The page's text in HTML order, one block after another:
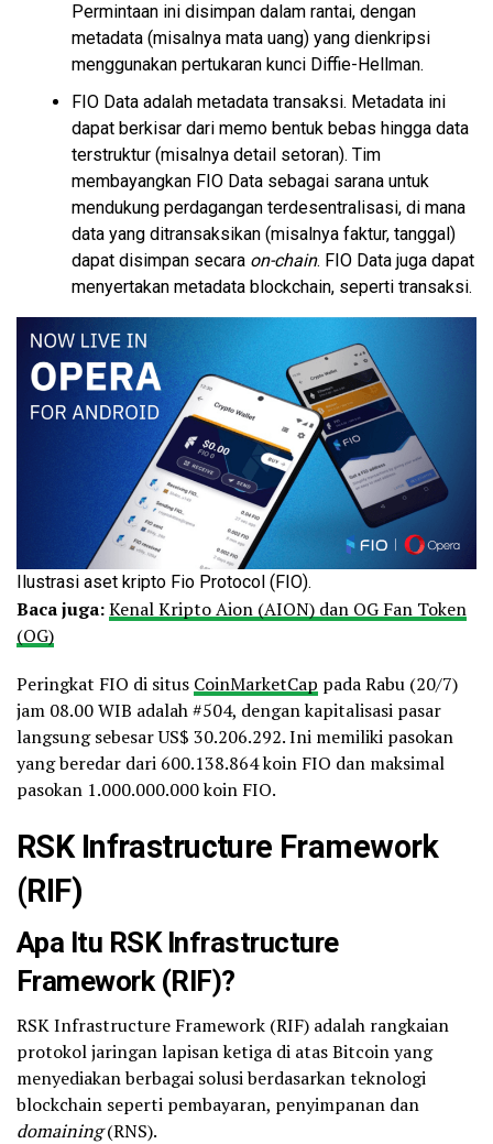
Permintaan ini disimpan dalam rantai, dengan
metadata (misalnya mata uang) yang dienkripsi
menggunakan pertukaran kunci Diffie-Hellman.
FIO Data adalah metadata transaksi. Metadata ini
dapat berkisar dari memo bentuk bebas hingga data
terstruktur (misalnya detail setoran). Tim
membayangkan FIO Data sebagai sarana untuk
mendukung perdagangan terdesentralisasi, di mana
data yang ditransaksikan (misalnya faktur, tanggal)
dapat disimpan secara on-chain. FIO Data juga dapat
menyertakan metadata blockchain, seperti transaksi.
Ilustrasi aset kripto Fio Protocol (FIO).
Baca juga:Kenal Kripto Aion (AION) dan OG Fan Token
(OG)
Peringkat FIO di situs CoinMarketCap pada Rabu (20/7)
jam 08.00 WIB adalah #504, dengan kapitalisasi pasar
langsung sebesar US$ 30.206.292. Ini memiliki pasokan
yang beredar dari 600.138.864 koin FIO dan maksimal
pasokan 1.000.000.000 koin FIO.
RSK Infrastructure Framework
(RIF)
Apa Itu RSK Infrastructure
Framework (RIF)?
RSK Infrastructure Framework (RIF) adalah rangkaian
protokol jaringan lapisan ketiga di atas Bitcoin yang
menyediakan berbagai solusi berdasarkan teknologi
blockchain seperti pembayaran, penyimpanan dan
domaining(RNS).